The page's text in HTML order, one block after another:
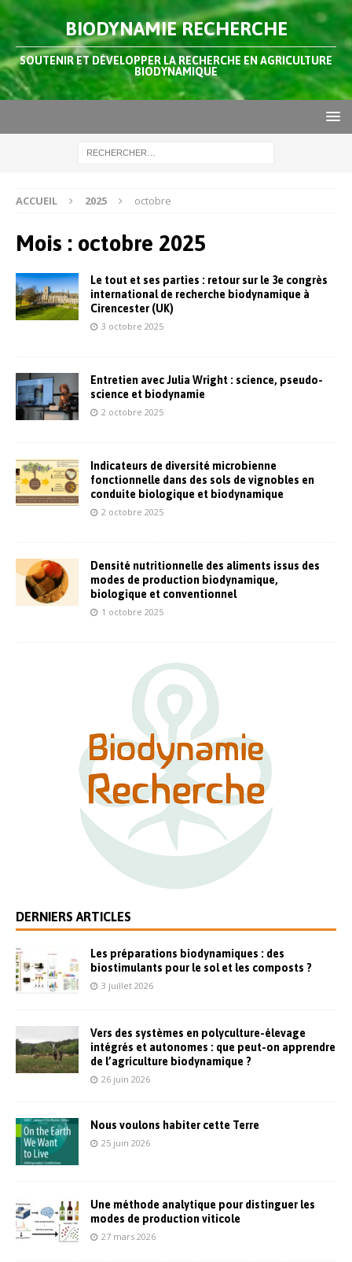
BIODYNAMIE RECHERCHE
SOUTENIR ET DÉVELOPPER LA RECHERCHE EN AGRICULTURE
BIODYNAMIQUE
ACCUEIL 2025 octobre
Mois : octobre 2025
Le tout et ses parties : retour sur le 3e congrès
international de recherche biodynamique à
Cirencester (UK)
3 octobre 2025
Entretien avec Julia Wright : science, pseudo-
science et biodynamie
2 octobre 2025
Indicateurs de diversité microbienne
fonctionnelle dans des sols de vignobles en
conduite biologique et biodynamique
2 octobre 2025
Densité nutritionnelle des aliments issus des
modes de production biodynamique,
biologique et conventionnel
1 octobre 2025
DERNIERS ARTICLES
Les préparations biodynamiques : des
biostimulants pour le sol et les composts ?
3 juillet 2026
Vers des systèmes en polyculture-élevage
intégrés et autonomes : que peut-on apprendre
de l’agriculture biodynamique ?
26 juin 2026
Nous voulons habiter cette Terre
25 juin 2026
Une méthode analytique pour distinguer les
modes de production viticole
27 mars 2026